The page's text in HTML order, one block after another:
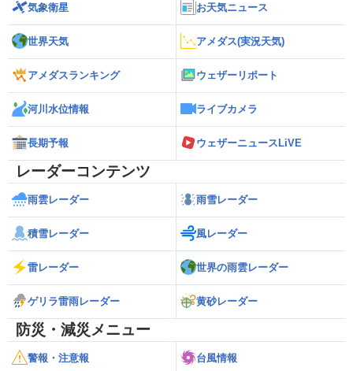
気象衛星 お天気ニュース
世界天気 アメダス(実況天気)
アメダスランキング ウェザーリポート
河川水位情報 ライブカメラ
長期予報 ウェザーニュースLiVE
レーダーコンテンツ
雨雲レーダー 雨雪レーダー
積雪レーダー 風レーダー
雷レーダー 世界の雨雲レーダー
ゲリラ雷雨レーダー 黄砂レーダー
防災・減災メニュー
警報・注意報 台風情報